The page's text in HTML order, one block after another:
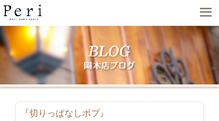
『切りっぱなしボブ』